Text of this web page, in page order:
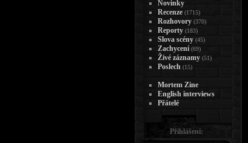
Novinky
Recenze (1715)
Rozhovory (370)
Reporty (183)
Slova scény (45)
Zachycení (69)
Živé záznamy (51)
Poslech (15)
Mortem Zine
English interviews
Přátelé
Přihlášení: